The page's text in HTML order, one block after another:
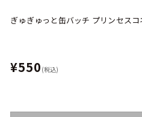
ぎゅぎゅっと缶バッチ プリンセス
¥550 (税込)